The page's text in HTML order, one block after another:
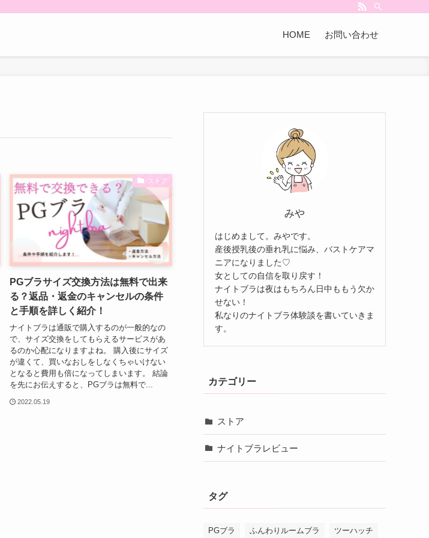
HOME お問い合わせ
ストア
PGブラサイズ交換方法は無料で出来
る？返品・返金のキャンセルの条件
と手順を詳しく紹介！
ナイトブラは通販で購入するのが一般的なの
で、サイズ交換をしてもらえるサービスがあ
るのか心配になりますよね。 購入後にサイズ
が違くて、買いなおしをしなくちゃいけない
となると費用も倍になってしまいます。 結論
を先にお伝えすると、PGブラは無料で...
2022.05.19
みや
はじめまして。みやです。
産後授乳後の垂れ乳に悩み、バストケアマ
ニアになりました♡
女としての自信を取り戻す！
ナイトブラは夜はもちろん日中ももう欠か
せない！
私なりのナイトブラ体験談を書いていきま
す。
カテゴリー
ストア
ナイトブラレビュー
タグ
PGブラ ふんわりルームブラ ツーハッチ